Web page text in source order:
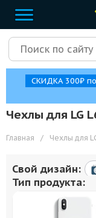
СКИДКА 300₽ по
Чехлы для LG
Главная / Чехлы для
Свой дизайн:
Тип продукта: